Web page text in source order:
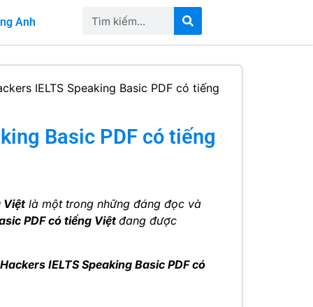
Anh
IELTS Speaking Basic PDF có tiếng
Basic PDF có tiếng
Việtlà một trong những đáng đọc và
PDF có tiếng Việt đang được
IELTS Speaking Basic PDF có